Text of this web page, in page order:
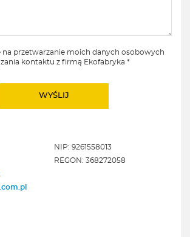
na przetwarzanie moich danych osobowych
kontaktu z firmą Ekofabryka *
NIP: 9261558013
REGON: 368272058